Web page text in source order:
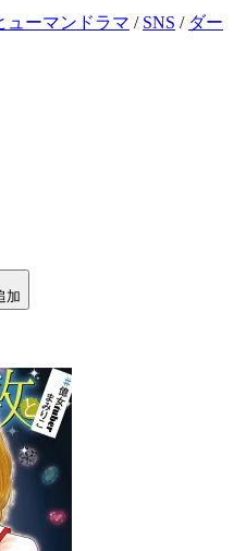
ューマンドラマ / SNS / ダー
加